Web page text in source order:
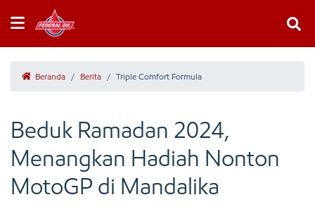
Beranda / Berita / Triple Comfort Formula
Beduk Ramadan 2024,
Menangkan Hadiah Nonton
MotoGP di Mandalika